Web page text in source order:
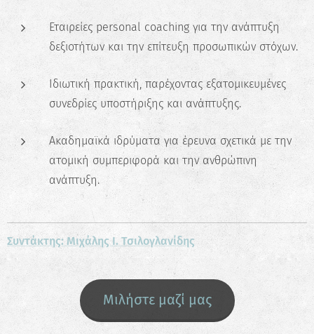
Εταιρείες personal coaching για την ανάπτυξη
δεξιοτήτων και την επίτευξη προσωπικών στόχων.
Ιδιωτική πρακτική, παρέχοντας εξατομικευμένες
συνεδρίες υποστήριξης και ανάπτυξης.
Ακαδημαϊκά ιδρύματα για έρευνα σχετικά με την
ατομική συμπεριφορά και την ανθρώπινη
ανάπτυξη.
Συντάκτης: Μιχάλης Ι. Τσιλογλανίδης
Μιλήστε μαζί μας